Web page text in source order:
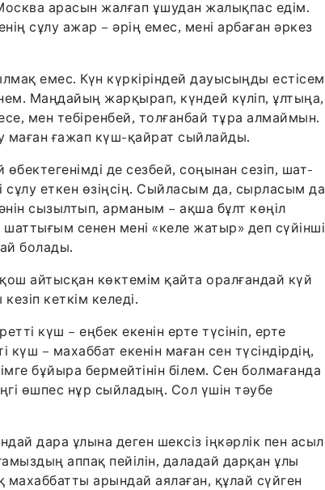
арасын жалғап ұшудан жалықпас едім.
сұлу ажар – әрің емес, мені арбаған әркез
емес. Күн күркіріндей дауысыңды естісем
Маңдайың жарқырап, күндей күліп, ұлтыңа,
мен тебіренбей, толғанбай тұра алмаймын.
маған ғажап күш-қайрат сыйлайды.
де сезбей, соңынан сезіп, шат-
еткен өзіңсің. Сыйласым да, сырласым да
сызылтып, арманым – ақша бұлт көңіл
сенен мені «келе жатыр» деп сүйінші
болады.
айтысқан көктемім қайта оралғандай күй
кеткім келеді.
күш – еңбек екенін ерте түсініп, ерте
күш – махаббат екенін маған сен түсіндірдің,
бұйыра бермейтінін білем. Сен болмағанда
өшпес нұр сыйладың. Сол үшін тәубе
дара ұлына деген шексіз іңкәрлік пен асыл
аппақ пейілін, даладай дарқан ұлы
махаббатты арындай аялаған, құлай сүйген